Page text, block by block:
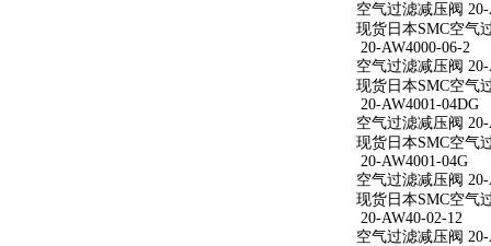
空气过滤减压阀 20-
现货日本SMC空气
20-AW4000-06-2
空气过滤减压阀 20-
现货日本SMC空气
20-AW4001-04DG
空气过滤减压阀 20-
现货日本SMC空气
20-AW4001-04G
空气过滤减压阀 20-
现货日本SMC空气
20-AW40-02-12
空气过滤减压阀 20-